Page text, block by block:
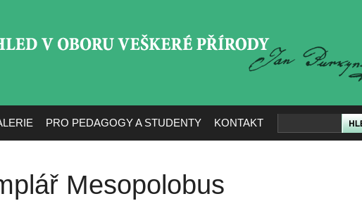
PRO PEDAGOGY A STUDENTY KONTAKT
Mesopolobus